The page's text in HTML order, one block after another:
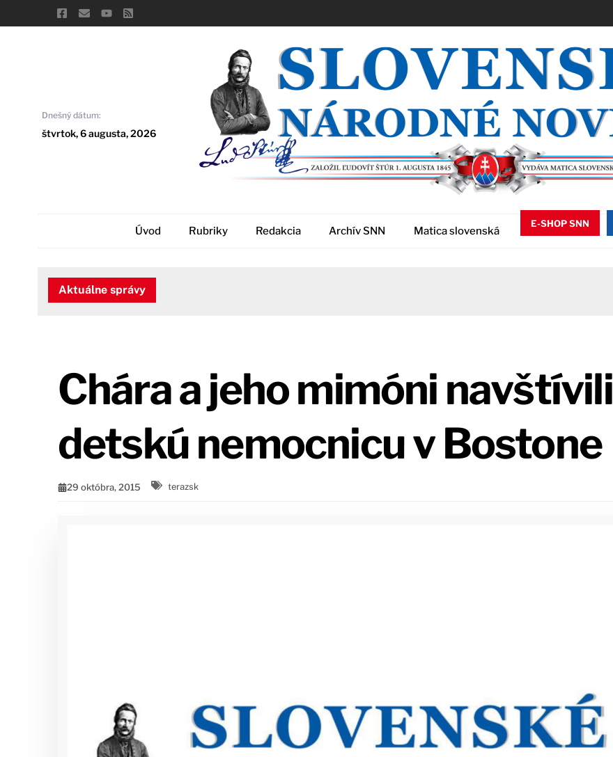
to
Dnešný dátum:
štvrtok, 6 augusta, 2026
Úvod Rubriky Redakcia Archív SNN Matica slovenská
E-SHOP SNN
Aktuálne správy
Chára a jeho mimóni navštívili
detskú nemocnicu v Bostone
29 októbra, 2015 terazsk